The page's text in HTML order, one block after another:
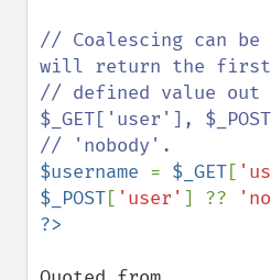
// Coalescing can
will return the first
// defined value out
$_GET['user'],
$username = $_GET[
$_POST[ 'user' ] ??